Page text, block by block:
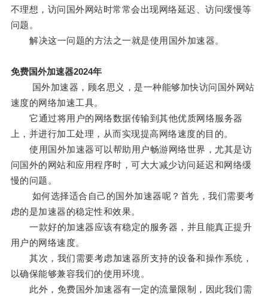
不理想，访问国外网站时常常会出现网络延迟、访问缓慢等
问题。
解决这一问题的方法之一就是使用国外加速器。
免费国外加速器2024年
国外加速器，顾名思义，是一种能够加快访问国外网站
速度的网络加速工具。
它通过将用户的网络数据传输到其他优质网络服务器
上，并进行加工处理，从而实现提高网络速度的目的。
使用国外加速器可以帮助用户畅游网络世界，尤其是访
问国外的网站和应用程序时，可大大减少访问延迟和网络缓
慢的问题。
如何选择适合自己的国外加速器呢？首先，我们需要考
虑的是加速器的稳定性和效果。
一款好的加速器应该有稳定的服务器，并且能真正提升
用户的网络速度。
其次，我们需要考虑加速器所支持的设备和操作系统，
以确保能够兼容我们的使用环境。
此外，免费国外加速器有一定的流量限制，因此我们需